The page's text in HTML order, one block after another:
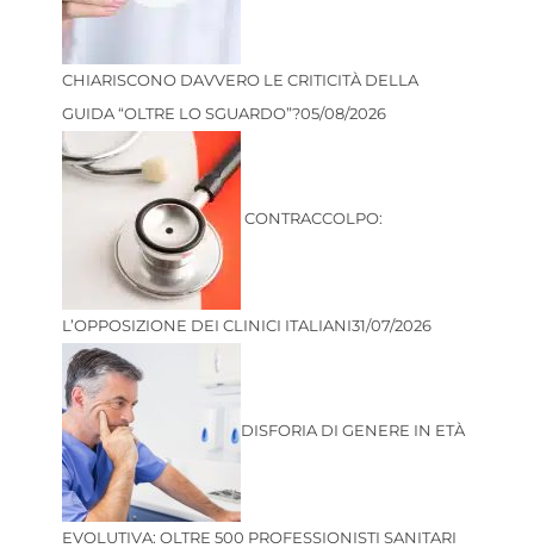
CHIARISCONO DAVVERO LE CRITICITÀ DELLA
GUIDA “OLTRE LO SGUARDO”?05/08/2026
CONTRACCOLPO:
L’OPPOSIZIONE DEI CLINICI ITALIANI31/07/2026
DISFORIA DI GENERE IN ETÀ
EVOLUTIVA: OLTRE 500 PROFESSIONISTI SANITARI